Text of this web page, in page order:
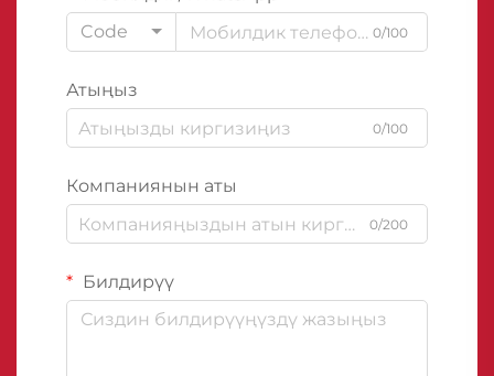
Code
0/100
Атыңыз
0/100
Компаниянын аты
0/200
Билдирүү